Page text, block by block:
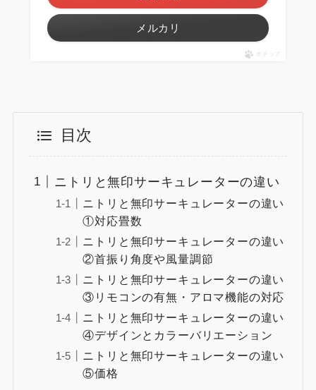
メルカリ
ポチップ
目次
ニトリと無印サーキュレーターの違い
ニトリと無印サーキュレーターの違い
①対応畳数
ニトリと無印サーキュレーターの違い
②首振り角度や風量調節
ニトリと無印サーキュレーターの違い
③リモコンの有無・アロマ機能の対応
ニトリと無印サーキュレーターの違い
④デザインとカラーバリエーション
ニトリと無印サーキュレーターの違い
⑤価格